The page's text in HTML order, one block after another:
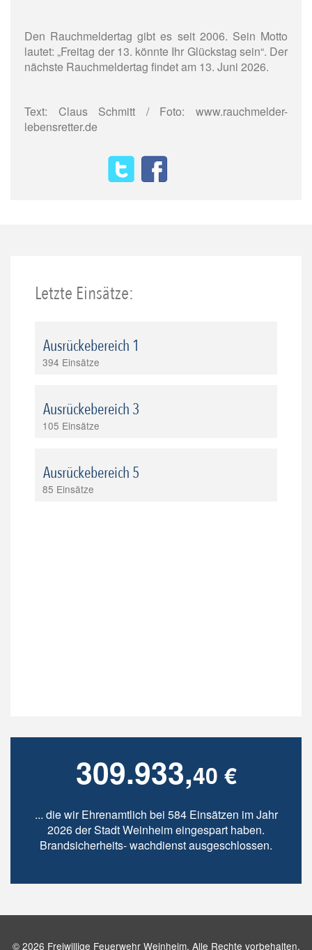
Den Rauchmeldertag gibt es seit 2006. Sein Motto
lautet: „Freitag der 13. könnte Ihr Glückstag sein“. Der
nächste Rauchmeldertag findet am 13. Juni 2026.
Text: Claus Schmitt / Foto: www.rauchmelder-
lebensretter.de
Letzte Einsätze:
Ausrückebereich 1
394 Einsätze
Ausrückebereich 3
105 Einsätze
Ausrückebereich 5
85 Einsätze
309.933,40 €
... die wir Ehrenamtlich bei 584 Einsätzen im Jahr
2026 der Stadt Weinheim eingespart haben.
Brandsicherheits- wachdienst ausgeschlossen.
© 2026 Freiwillige Feuerwehr Weinheim. Alle Rechte vorbehalten.